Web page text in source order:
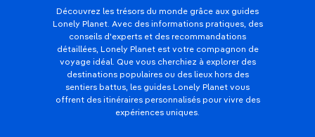
Découvrez les trésors du monde grâce aux guides
Lonely Planet. Avec des informations pratiques, des
conseils d'experts et des recommandations
détaillées, Lonely Planet est votre compagnon de
voyage idéal. Que vous cherchiez à explorer des
destinations populaires ou des lieux hors des
sentiers battus, les guides Lonely Planet vous
offrent des itinéraires personnalisés pour vivre des
expériences uniques.